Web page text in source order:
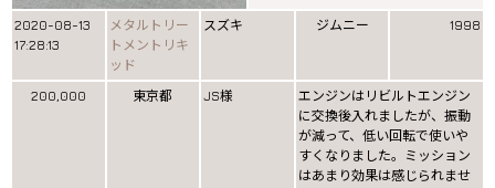
2020-08-13
17:28:13
メタルトリー
トメントリキ
ッド
スズキ ジムニー 1998
200,000 東京都 JS様
エンジンはリビルトエンジン
に交換後入れましたが、振動
が減って、低い回転で使いや
すくなりました。ミッション
はあまり効果は感じられませ